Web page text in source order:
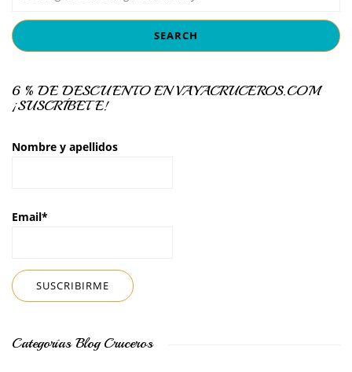
6 % DE DESCUENTO EN VAYACRUCEROS.COM
¡SUSCRÍBETE!
Nombre y apellidos
Email*
Categorías Blog Cruceros